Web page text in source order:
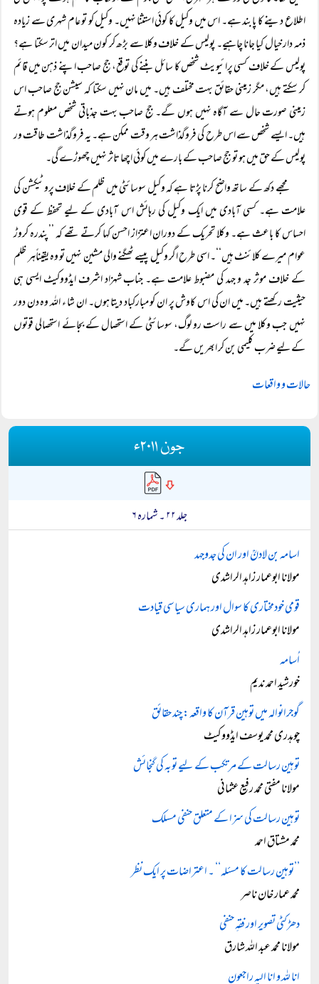
اطلاع دینے کا پابند ہے۔ اس میں وکیل کا کوئی استثنا نہیں۔ وکیل کو تو عام شہری سے زیادہ
ذمہ دار خیال کیا جانا چاہیے۔ پولیس کے خلاف وکلا سے بڑھ کر کون میدان میں اتر سکتا ہے؟
پولیس کے خلاف کسی پرائیویٹ شخص کا سائل بننے کی توقع، جج صاحب اپنے ذہن میں قائم
کر سکتے ہیں، مگر زمینی حقائق بہت مختلف ہیں۔ میں مان نہیں سکتا کہ سیشن جج صاحب اس
زمینی صورت حال سے آگاہ نہیں ہوں گے۔ جج صاحب بہت جذباتی شخص معلوم ہوتے
ہیں۔ ایسے شخص سے اس طرح کی فروگذاشت ہر وقت ممکن ہے۔ یہ فروگذاشت طاقت ور
پولیس کے حق میں ہو تو جج صاحب کے بارے میں کوئی اچھا تاثر نہیں چھوڑے گی۔
مجھے دکھ کے ساتھ واضح کرنا پڑتا ہے کہ وکیل سوسائٹی میں ظلم کے خلاف پروٹیکشن کی
علامت ہے۔ کسی آبادی میں ایک وکیل کی رہائش اس آبادی کے لیے تحفظ کے قوی
احساس کا باعث ہے۔ وکلا تحریک کے دوران اعتزاز احسن کہا کرتے تھے کہ ’’پندرہ کروڑ
عوام میرے کلائنٹ ہیں‘‘۔ اسی طرح اگر وکیل پیسے ٹھگنے والی مشین نہیں تو وہ یقیناًہر ظلم
کے خلاف موثر جد و جہد کی مضبوط علامت ہے۔ جناب شہزاد اشرف ایڈووکیٹ ایسی ہی
حیثیت رکھتے ہیں۔ میں ان کی اس کاوش پر ان کو مبارکباد دیتا ہوں۔ ان شا ء اللہ وہ دن دور
نہیں جب وکلا میں سے راست رو لوگ، سوسائٹی کے استحصال کے بجائے استحصالی قوتوں
کے لیے ضرب کلیمی بن کر ابھریں گے۔
حالات و واقعات
جون ۲۰۱۱ء
جلد ۲۲ ۔ شمارہ ۶
اسامہ بن لادنؒ اور ان کی جدوجہد
مولانا ابوعمار زاہد الراشدی
قومی خودمختاری کا سوال اور ہماری سیاسی قیادت
مولانا ابوعمار زاہد الراشدی
اُسامہ
خورشید احمد ندیم
گوجرانوالہ میں توہین قرآن کا واقعہ: چند حقائق
چوہدری محمد یوسف ایڈووکیٹ
توہین رسالت کے مرتکب کے لیے توبہ کی گنجائش
مولانا مفتی محمد رفیع عثمانی
توہین رسالت کی سزا کے متعلق حنفی مسلک
محمد مشتاق احمد
’’توہین رسالت کا مسئلہ‘‘ ۔ اعتراضات پر ایک نظر
محمد عمار خان ناصر
دھڑکٹی تصویر اور فقہِ حنفی
مولانا محمد عبد اللہ شارق
انا للہ و انا الیہ راجعون